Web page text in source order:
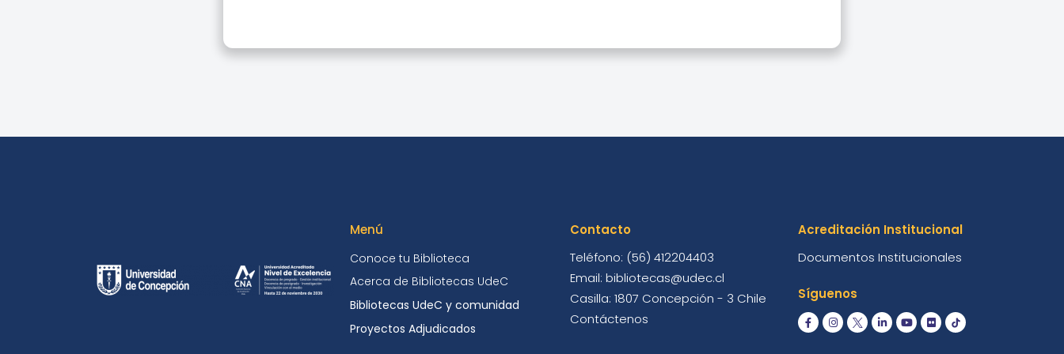
Menú
Conoce tu Biblioteca
Acerca de Bibliotecas UdeC
Bibliotecas UdeC y comunidad
Proyectos Adjudicados
Contacto
Teléfono: (56) 412204403
Email: bibliotecas@udec.cl
Casilla: 1807 Concepción - 3 Chile
Contáctenos
Acreditación Institucional
Documentos Institucionales
Síguenos